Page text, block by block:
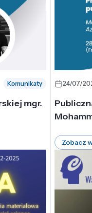
Komunikaty
mgr.
24/07/
Zobacz